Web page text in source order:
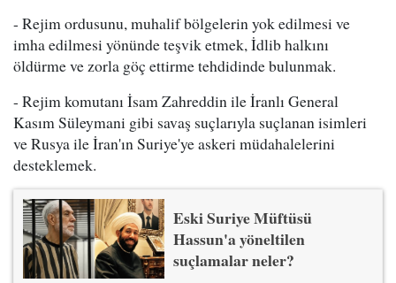
- Rejim ordusunu, muhalif bölgelerin yok edilmesi ve
imha edilmesi yönünde teşvik etmek, İdlib halkını
öldürme ve zorla göç ettirme tehdidinde bulunmak.
- Rejim komutanı İsam Zahreddin ile İranlı General
Kasım Süleymani gibi savaş suçlarıyla suçlanan isimleri
ve Rusya ile İran'ın Suriye'ye askeri müdahalelerini
desteklemek.
Eski Suriye Müftüsü
Hassun'a yöneltilen
suçlamalar neler?